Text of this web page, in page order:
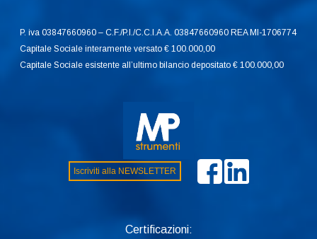
P. iva 03847660960 – C.F./P.I./C.C.I.A.A. 03847660960 REA MI-1706774
Capitale Sociale interamente versato € 100.000,00
Capitale Sociale esistente all’ultimo bilancio depositato € 100.000,00
Iscriviti alla NEWSLETTER
Certificazioni: